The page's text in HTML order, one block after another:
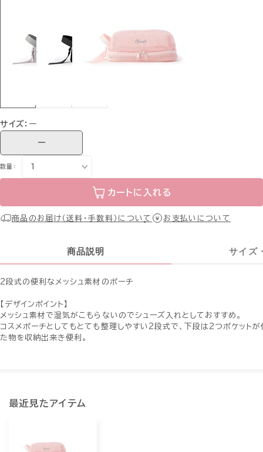
サイズ： ー
ー
数量：
カートに入れる
商品のお届け（送料・手数料）について お支払いについて
商品説明 サイズ
2段式の便利なメッシュ素材のポーチ
【デザインポイント】
メッシュ素材で湿気がこもらないのでシューズ入れとしておすすめ。
コスメポーチとしてもとても整理しやすい2段式で、下段は2つポケット
た物を収納出来き便利。
最近見たアイテム